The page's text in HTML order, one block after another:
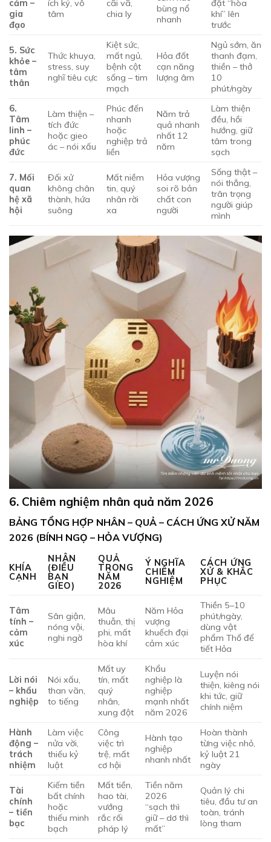
cảm –
gia
đạo
ích kỷ, vô
tâm
cãi vã,
chia ly
bùng nổ
nhanh
đặt “hòa
khí” lên
trước
5. Sức
khỏe –
tâm
thân
Thức khuya,
stress, suy
nghĩ tiêu cực
Kiệt sức,
mất ngủ,
bệnh cột
sống – tim
mạch
Hỏa đốt
cạn năng
lượng âm
Ngủ sớm, ăn
thanh đạm,
thiền – thở
10
phút/ngày
6.
Tâm
linh –
phúc
đức
Làm thiện –
tích đức
hoặc gieo
ác – nói xấu
Phúc đến
nhanh
hoặc
nghiệp trả
liền
Năm trả
quả nhanh
nhất 12
năm
Làm thiện
đều, hồi
hướng, giữ
tâm trong
sạch
7. Mối
quan
hệ xã
hội
Đối xử
không chân
thành, hứa
suông
Mất niềm
tin, quý
nhân rời
xa
Hỏa vượng
soi rõ bản
chất con
người
Sống thật –
nói thẳng,
trân trọng
người giúp
mình
6. Chiêm nghiệm nhân quả năm 2026
BẢNG TỔNG HỢP NHÂN – QUẢ – CÁCH ỨNG XỬ NĂM
2026 (BÍNH NGỌ – HỎA VƯỢNG)
KHÍA
CẠNH
NHÂN
(ĐIỀU
BẠN
GIEO)
QUẢ
TRONG
NĂM
2026
Ý NGHĨA
CHIÊM
NGHIỆM
CÁCH ỨNG
XỬ & KHẮC
PHỤC
Tâm
tính –
cảm
xúc
Sân giận,
nóng vội,
nghi ngờ
Mâu
thuẫn, thị
phi, mất
hòa khí
Năm Hỏa
vượng
khuếch đại
cảm xúc
Thiền 5–10
phút/ngày,
dùng vật
phẩm Thổ để
tiết Hỏa
Lời nói
– khẩu
nghiệp
Nói xấu,
than vãn,
to tiếng
Mất uy
tín, mất
quý
nhân,
xung đột
Khẩu
nghiệp là
nghiệp
mạnh nhất
năm 2026
Luyện nói
thiện, kiêng nói
khi tức, giữ
chính niệm
Hành
động –
trách
nhiệm
Làm việc
nửa vời,
thiếu kỷ
luật
Công
việc trì
trệ, mất
cơ hội
Hành tạo
nghiệp
nhanh nhất
Hoàn thành
từng việc nhỏ,
kỷ luật 21
ngày
Tài
chính
– tiền
bạc
Kiếm tiền
bất chính
hoặc
thiếu minh
bạch
Mất tiền,
hao tài,
vướng
rắc rối
pháp lý
Tiền năm
2026
“sạch thì
giữ – dơ thì
mất”
Quản lý chi
tiêu, đầu tư an
toàn, tránh
lòng tham